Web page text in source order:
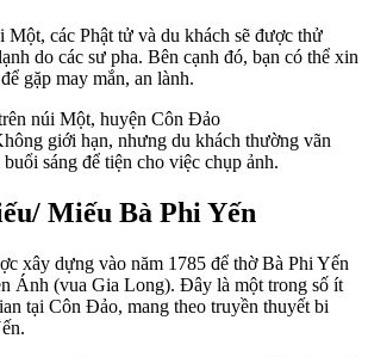
Một, các Phật tử và du khách sẽ được thử
do các sư pha. Bên cạnh đó, bạn có thể xin
gặp may mắn, an lành.
núi Một, huyện Côn Đảo
giới hạn, nhưng du khách thường vãn
sáng để tiện cho việc chụp ảnh.
Miếu Bà Phi Yến
xây dựng vào năm 1785 để thờ Bà Phi Yến
Ánh (vua Gia Long). Đây là một trong số ít
tại Côn Đảo, mang theo truyền thuyết bi